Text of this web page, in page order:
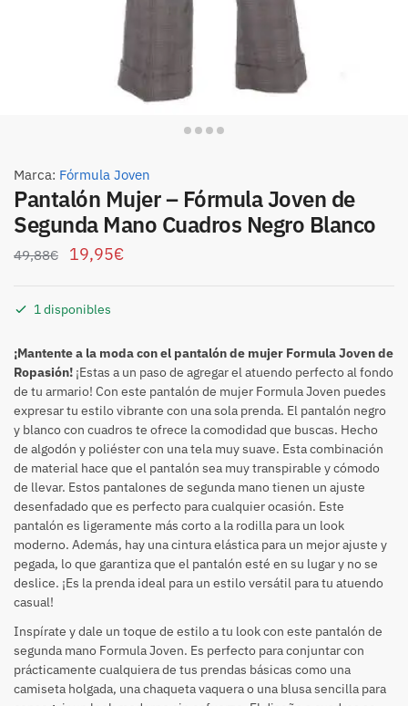
Marca: Fórmula Joven
Pantalón Mujer – Fórmula Joven de
Segunda Mano Cuadros Negro Blanco
49,88€ 19,95€
1 disponibles
¡Mantente a la moda con el pantalón de mujer Formula Joven de
Ropasión! ¡Estas a un paso de agregar el atuendo perfecto al fondo
de tu armario! Con este pantalón de mujer Formula Joven puedes
expresar tu estilo vibrante con una sola prenda. El pantalón negro
y blanco con cuadros te ofrece la comodidad que buscas. Hecho
de algodón y poliéster con una tela muy suave. Esta combinación
de material hace que el pantalón sea muy transpirable y cómodo
de llevar. Estos pantalones de segunda mano tienen un ajuste
desenfadado que es perfecto para cualquier ocasión. Este
pantalón es ligeramente más corto a la rodilla para un look
moderno. Además, hay una cintura elástica para un mejor ajuste y
pegada, lo que garantiza que el pantalón esté en su lugar y no se
deslice. ¡Es la prenda ideal para un estilo versátil para tu atuendo
casual!
Inspírate y dale un toque de estilo a tu look con este pantalón de
segunda mano Formula Joven. Es perfecto para conjuntar con
prácticamente cualquiera de tus prendas básicas como una
camiseta holgada, una chaqueta vaquera o una blusa sencilla para